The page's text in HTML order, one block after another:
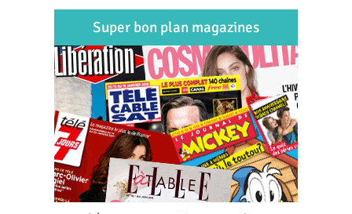
Super bon plan magazines